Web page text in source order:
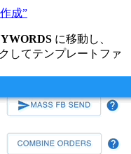
成”
に移動し、
してテンプレートファ